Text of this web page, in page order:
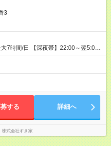
3
7時間/日 【深夜帯】22:00～翌5:00
から翌5:00までは18歳以上の方
深夜業務禁止のため） ★深夜で
を行いますので、安心して働けま
する 詳細へ
株式会社すき家